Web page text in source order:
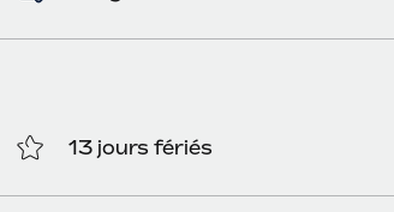
13 jours fériés